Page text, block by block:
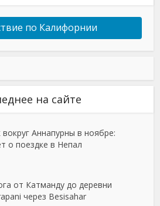
по Калифорнии
на сайте
вокруг Аннапурны в ноябре:
о поездке в Непал
от Катманду до деревни
через Besisahar